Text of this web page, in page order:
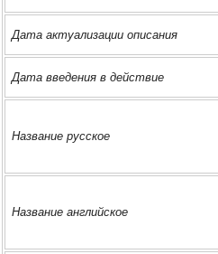
Дата актуализации описания
Дата введения в действие
Название русское
Название английское